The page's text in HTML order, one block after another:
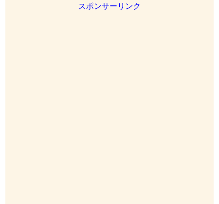
スポンサーリンク